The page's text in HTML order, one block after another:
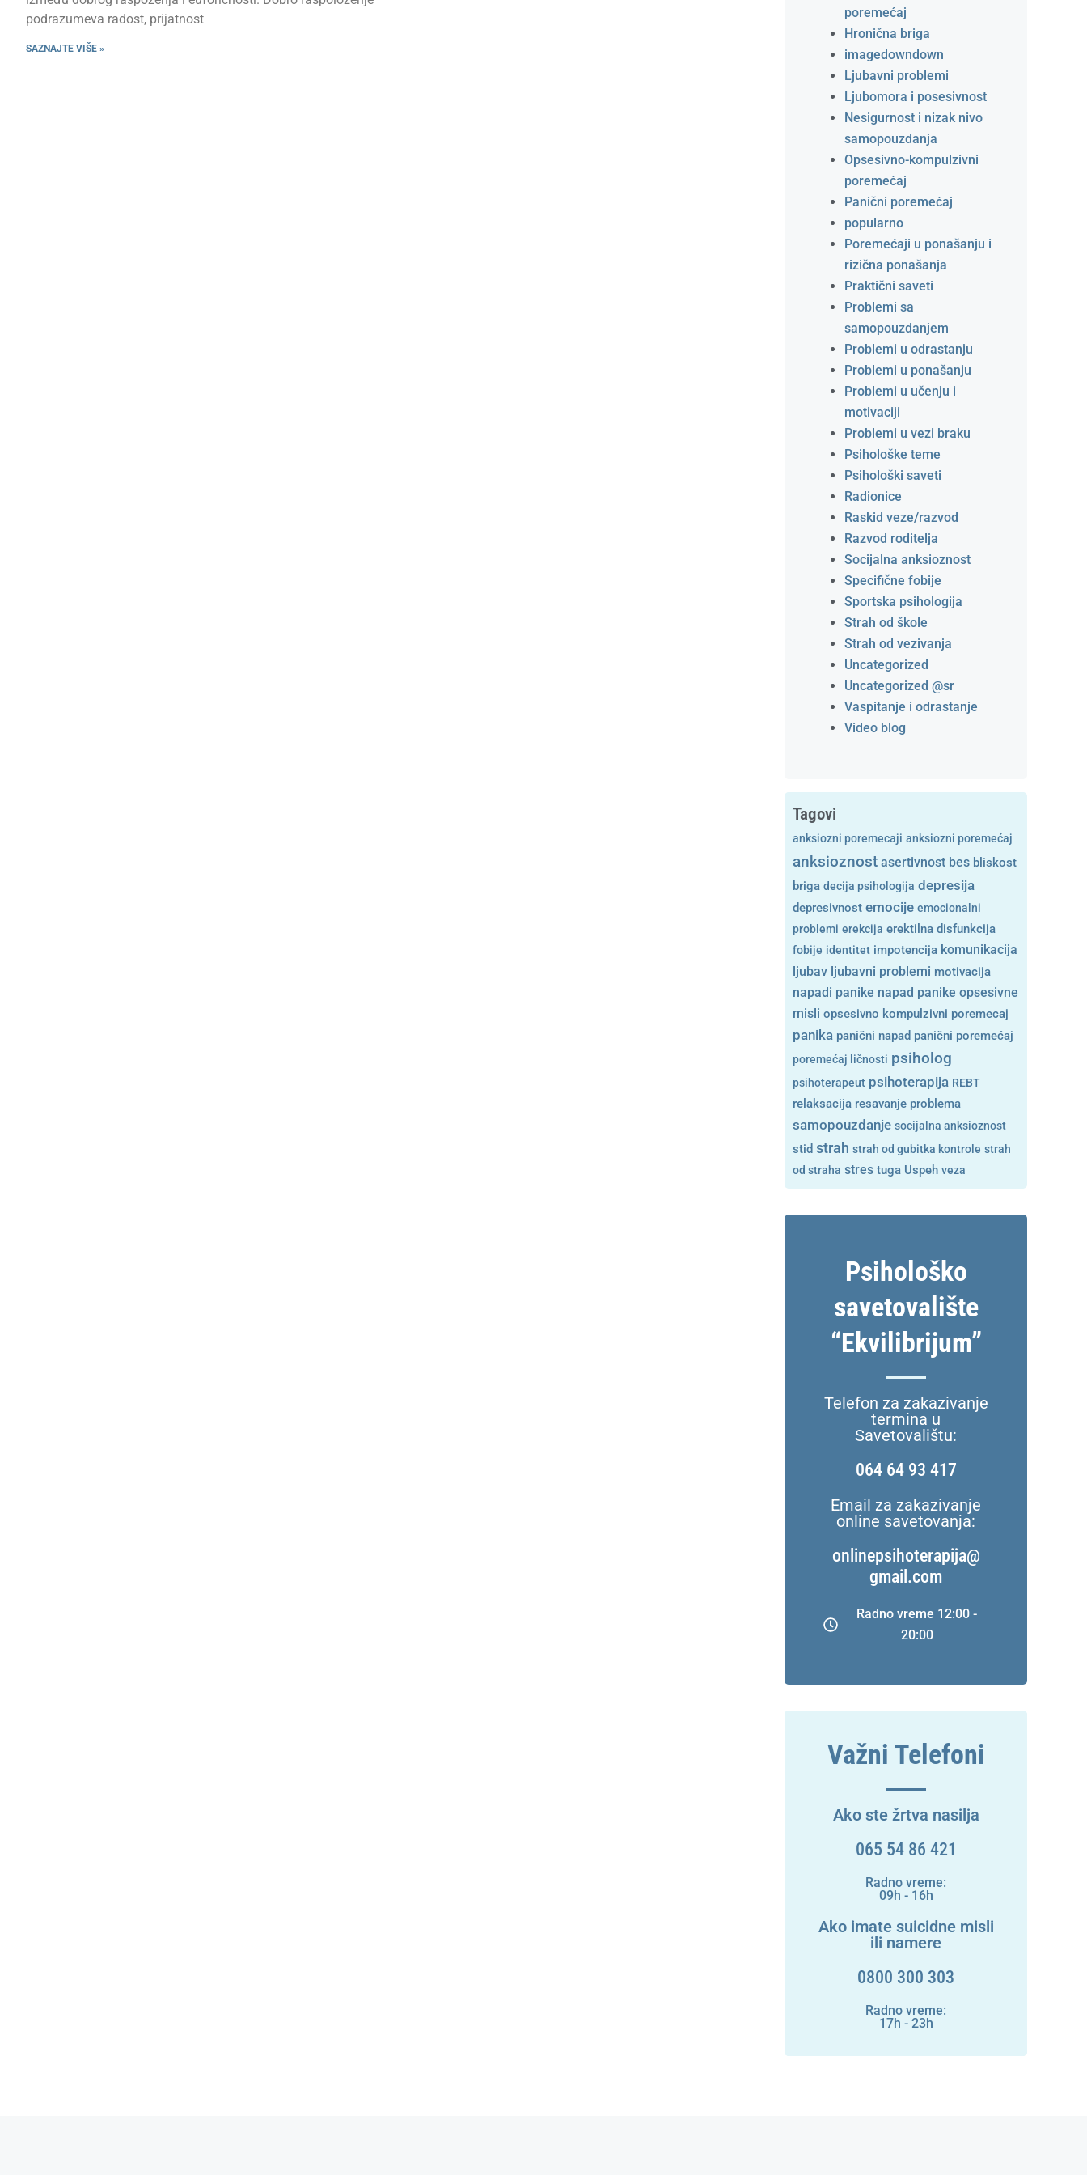
podrazumeva radost, prijatnost
SAZNAJTE VIŠE »
poremećaj
Hronična briga
imagedowndown
Ljubavni problemi
Ljubomora i posesivnost
Nesigurnost i nizak nivo
samopouzdanja
Opsesivno-kompulzivni
poremećaj
Panični poremećaj
popularno
Poremećaji u ponašanju i
rizična ponašanja
Praktični saveti
Problemi sa
samopouzdanjem
Problemi u odrastanju
Problemi u ponašanju
Problemi u učenju i
motivaciji
Problemi u vezi braku
Psihološke teme
Psihološki saveti
Radionice
Raskid veze/razvod
Razvod roditelja
Socijalna anksioznost
Specifične fobije
Sportska psihologija
Strah od škole
Strah od vezivanja
Uncategorized
Uncategorized @sr
Vaspitanje i odrastanje
Video blog
Tagovi
anksiozni poremecaji anksiozni poremećaj
anksioznost asertivnost bes bliskost
briga decija psihologija depresija
depresivnost emocije emocionalni
problemi erekcija erektilna disfunkcija
fobije identitet impotencija komunikacija
ljubav ljubavni problemi motivacija
napadi panike napad panike opsesivne
misli opsesivno kompulzivni poremecaj
panika panični napad panični poremećaj
poremećaj ličnosti psiholog
psihoterapeut psihoterapija REBT
relaksacija resavanje problema
samopouzdanje socijalna anksioznost
stid strah strah od gubitka kontrole strah
od straha stres tuga Uspeh veza
Psihološko
savetovalište
“Ekvilibrijum”
Telefon za zakazivanje
termina u
Savetovalištu:
064 64 93 417
Email za zakazivanje
online savetovanja:
onlinepsihoterapija@
gmail.com
Radno vreme 12:00 -
20:00
Važni Telefoni
Ako ste žrtva nasilja
065 54 86 421
Radno vreme:
09h - 16h
Ako imate suicidne misli
ili namere
0800 300 303
Radno vreme:
17h - 23h